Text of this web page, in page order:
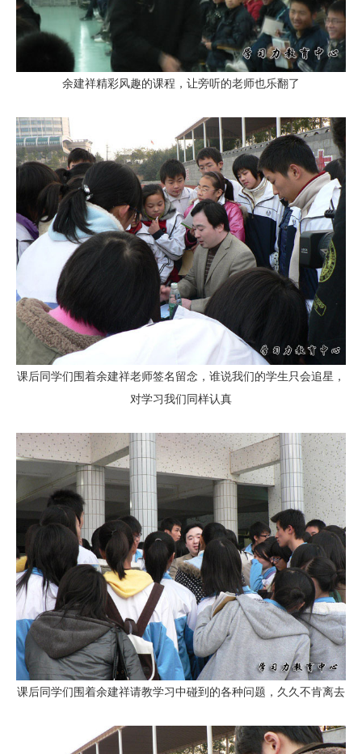
余建祥精彩风趣的课程，让旁听的老师也乐翻了
课后同学们围着余建祥老师签名留念，谁说我们的学生只会追星，
对学习我们同样认真
课后同学们围着余建祥请教学习中碰到的各种问题，久久不肯离去